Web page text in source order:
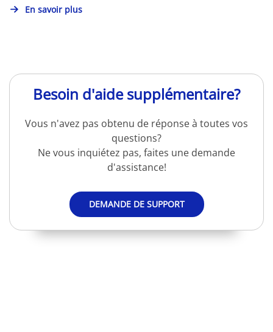
En savoir plus
Besoin d'aide supplémentaire?
Vous n'avez pas obtenu de réponse à toutes vos
questions?
Ne vous inquiétez pas, faites une demande
d'assistance!
DEMANDE DE SUPPORT